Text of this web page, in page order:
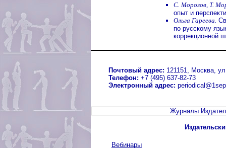
С. Морозов, Т.
опыт и
Ольга Гареева.
по русскому
коррекционной
Почтовый адрес: 121151, Москва,
Телефон: +7 (495) 637-82-73
Электронный адрес:
Журналы
Вебинары